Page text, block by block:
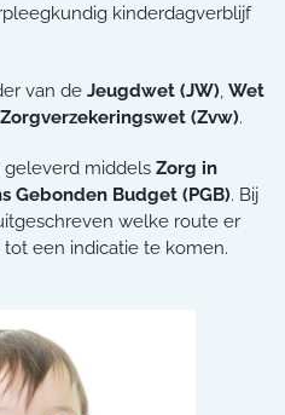
kinderdagverblijf
van de Jeugdwet (JW), Wet
Zorgverzekeringswet (Zvw).
middels Zorg in
Gebonden Budget (PGB). Bij
welke route er
een indicatie te komen.